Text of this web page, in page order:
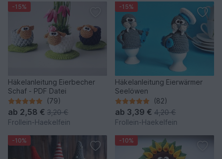
-15%
Häkelanleitung Eierbecher
Schaf - PDF Datei
(79)
ab 2,58 € 3,20 €
Frollein-Haekelfein
-15%
Häkelanleitung Eierwärmer
Seelöwen
(82)
ab 3,39 € 4,20 €
Frollein-Haekelfein
-10% -10%